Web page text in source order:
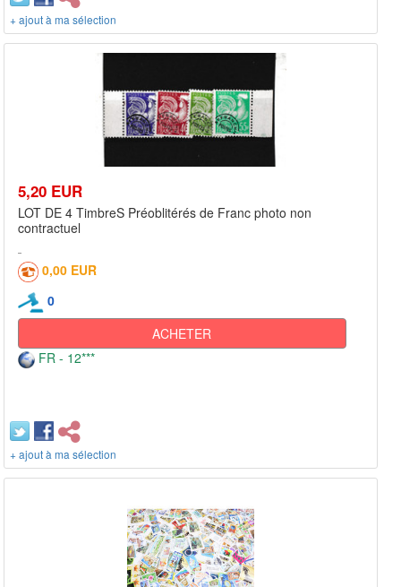
+ ajout à ma sélection
5,20 EUR
LOT DE 4 TimbreS Préoblitérés de Franc photo non
contractuel
0,00 EUR
0
ACHETER
FR - 12***
+ ajout à ma sélection